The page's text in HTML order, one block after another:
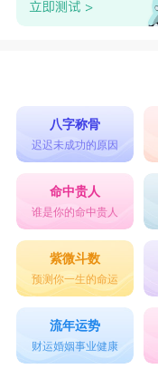
八字称骨
迟迟未成功的原因
命中贵人
谁是你的命中贵人
紫微斗数
预测你一生的命运
流年运势
财运婚姻事业健康